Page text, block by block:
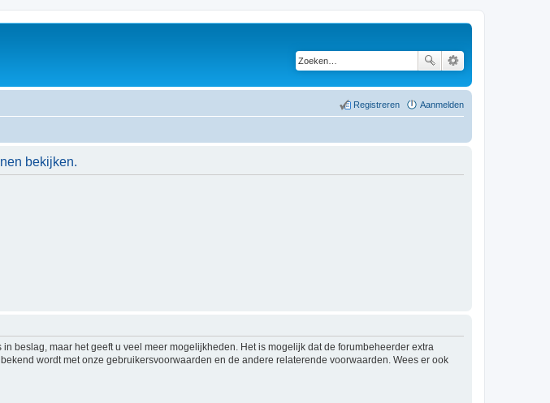
Aanmelden
Registreren
bekijken.
beslag, maar het geeft u veel meer mogelijkheden. Het is mogelijk dat de forumbeheerder extra
wordt met onze gebruikersvoorwaarden en de andere relaterende voorwaarden. Wees er ook